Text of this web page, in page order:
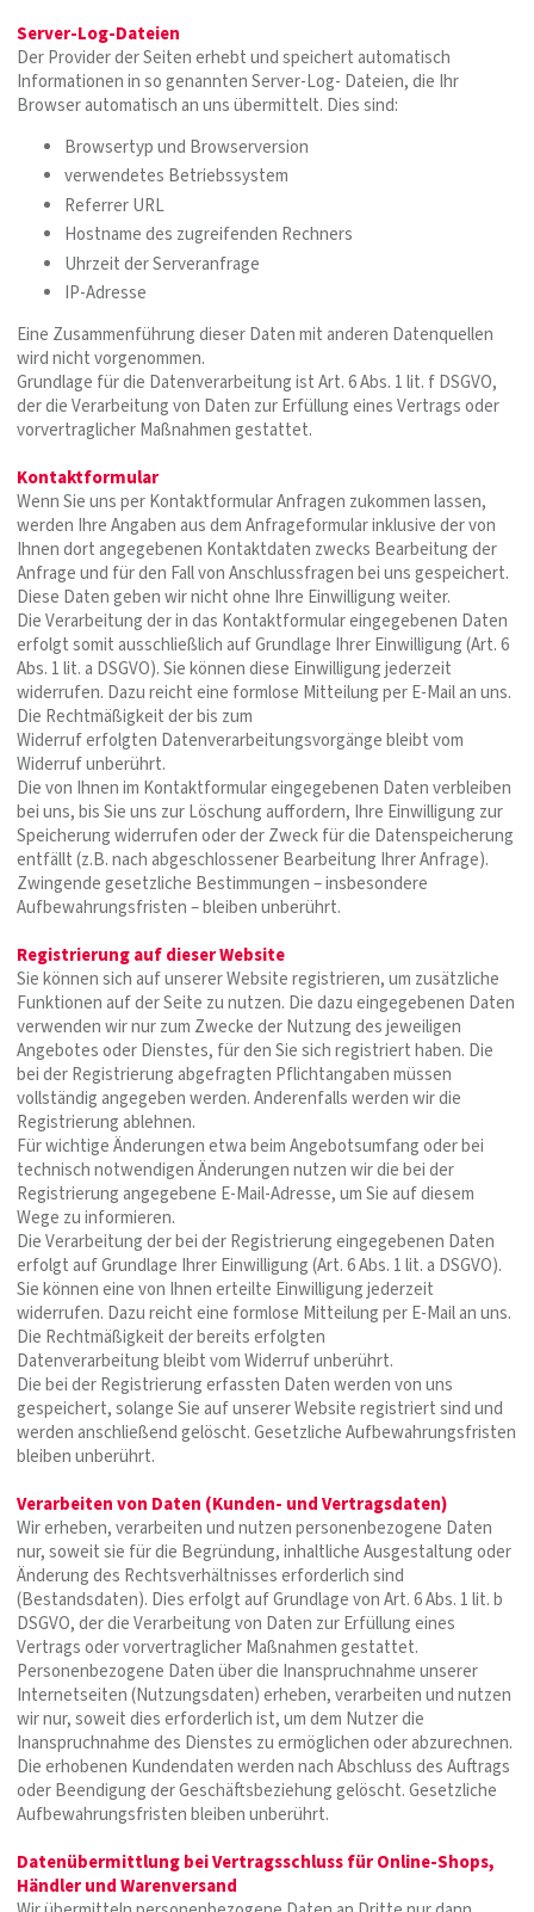
Server-Log-Dateien
Der Provider der Seiten erhebt und speichert automatisch
Informationen in so genannten Server-Log- Dateien, die Ihr
Browser automatisch an uns übermittelt. Dies sind:
Browsertyp und Browserversion
verwendetes Betriebssystem
Referrer URL
Hostname des zugreifenden Rechners
Uhrzeit der Serveranfrage
IP-Adresse
Eine Zusammenführung dieser Daten mit anderen Datenquellen
wird nicht vorgenommen.
Grundlage für die Datenverarbeitung ist Art. 6 Abs. 1 lit. f DSGVO,
der die Verarbeitung von Daten zur Erfüllung eines Vertrags oder
vorvertraglicher Maßnahmen gestattet.
Kontaktformular
Wenn Sie uns per Kontaktformular Anfragen zukommen lassen,
werden Ihre Angaben aus dem Anfrageformular inklusive der von
Ihnen dort angegebenen Kontaktdaten zwecks Bearbeitung der
Anfrage und für den Fall von Anschlussfragen bei uns gespeichert.
Diese Daten geben wir nicht ohne Ihre Einwilligung weiter.
Die Verarbeitung der in das Kontaktformular eingegebenen Daten
erfolgt somit ausschließlich auf Grundlage Ihrer Einwilligung (Art. 6
Abs. 1 lit. a DSGVO). Sie können diese Einwilligung jederzeit
widerrufen. Dazu reicht eine formlose Mitteilung per E-Mail an uns.
Die Rechtmäßigkeit der bis zum
Widerruf erfolgten Datenverarbeitungsvorgänge bleibt vom
Widerruf unberührt.
Die von Ihnen im Kontaktformular eingegebenen Daten verbleiben
bei uns, bis Sie uns zur Löschung auffordern, Ihre Einwilligung zur
Speicherung widerrufen oder der Zweck für die Datenspeicherung
entfällt (z.B. nach abgeschlossener Bearbeitung Ihrer Anfrage).
Zwingende gesetzliche Bestimmungen – insbesondere
Aufbewahrungsfristen – bleiben unberührt.
Registrierung auf dieser Website
Sie können sich auf unserer Website registrieren, um zusätzliche
Funktionen auf der Seite zu nutzen. Die dazu eingegebenen Daten
verwenden wir nur zum Zwecke der Nutzung des jeweiligen
Angebotes oder Dienstes, für den Sie sich registriert haben. Die
bei der Registrierung abgefragten Pflichtangaben müssen
vollständig angegeben werden. Anderenfalls werden wir die
Registrierung ablehnen.
Für wichtige Änderungen etwa beim Angebotsumfang oder bei
technisch notwendigen Änderungen nutzen wir die bei der
Registrierung angegebene E-Mail-Adresse, um Sie auf diesem
Wege zu informieren.
Die Verarbeitung der bei der Registrierung eingegebenen Daten
erfolgt auf Grundlage Ihrer Einwilligung (Art. 6 Abs. 1 lit. a DSGVO).
Sie können eine von Ihnen erteilte Einwilligung jederzeit
widerrufen. Dazu reicht eine formlose Mitteilung per E-Mail an uns.
Die Rechtmäßigkeit der bereits erfolgten
Datenverarbeitung bleibt vom Widerruf unberührt.
Die bei der Registrierung erfassten Daten werden von uns
gespeichert, solange Sie auf unserer Website registriert sind und
werden anschließend gelöscht. Gesetzliche Aufbewahrungsfristen
bleiben unberührt.
Verarbeiten von Daten (Kunden- und Vertragsdaten)
Wir erheben, verarbeiten und nutzen personenbezogene Daten
nur, soweit sie für die Begründung, inhaltliche Ausgestaltung oder
Änderung des Rechtsverhältnisses erforderlich sind
(Bestandsdaten). Dies erfolgt auf Grundlage von Art. 6 Abs. 1 lit. b
DSGVO, der die Verarbeitung von Daten zur Erfüllung eines
Vertrags oder vorvertraglicher Maßnahmen gestattet.
Personenbezogene Daten über die Inanspruchnahme unserer
Internetseiten (Nutzungsdaten) erheben, verarbeiten und nutzen
wir nur, soweit dies erforderlich ist, um dem Nutzer die
Inanspruchnahme des Dienstes zu ermöglichen oder abzurechnen.
Die erhobenen Kundendaten werden nach Abschluss des Auftrags
oder Beendigung der Geschäftsbeziehung gelöscht. Gesetzliche
Aufbewahrungsfristen bleiben unberührt.
Datenübermittlung bei Vertragsschluss für Online-Shops,
Händler und Warenversand